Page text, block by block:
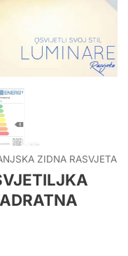
ZIDNA RASVJETA